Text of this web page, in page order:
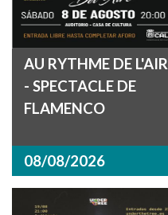
AU RYTHME DE L'AIR
- SPECTACLE DE
FLAMENCO
08/08/2026